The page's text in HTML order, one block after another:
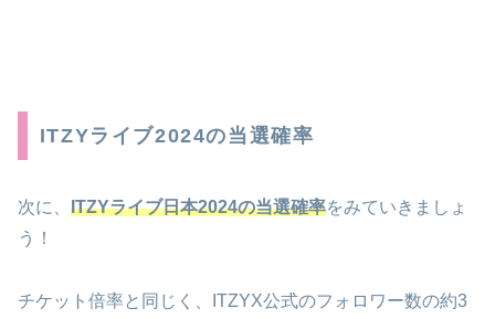
ITZYライブ2024の当選確率
次に、 ITZYライブ日本2024の当選確率をみていきましょ
う！
チケット倍率と同じく、ITZYX公式のフォロワー数の約3